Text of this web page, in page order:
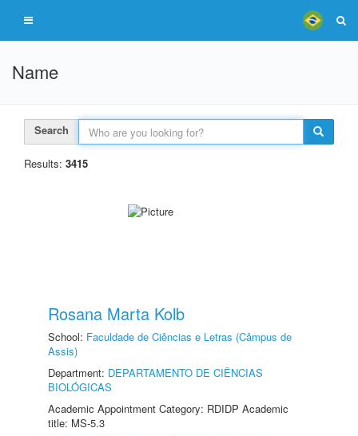
Name
Search
Results: 3415
Rosana Marta Kolb
School: Faculdade de Ciências e Letras (Câmpus de
Assis)
Department: DEPARTAMENTO DE CIÊNCIAS
BIOLÓGICAS
Academic Appointment Category: RDIDP Academic
title: MS-5.3